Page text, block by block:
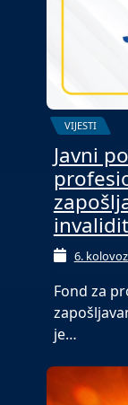
VIJESTI
Javni
6.
Fond za
je…